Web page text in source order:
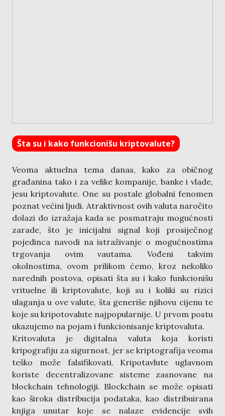
Šta su i kako funkcionišu kriptovalute?
Veoma aktuelna tema danas, kako za običnog
građanina tako i za velike kompanije, banke i vlade,
jesu kriptovalute. One su postale globalni fenomen
poznat većini ljudi. Atraktivnost ovih valuta naročito
dolazi do izražaja kada se posmatraju mogućnosti
zarade, što je inicijalni signal koji prosiječnog
pojedinca navodi na istraživanje o mogućnostima
trgovanja ovim vautama. Vođeni takvim
okolnostima, ovom prilikom ćemo, kroz nekoliko
narednih postova, opisati šta su i kako funkcionišu
vrituelne ili kriptovalute, koji su i koliki su rizici
ulaganja u ove valute, šta generiše njihovu cijenu te
koje su kripotovalute najpopularnije. U prvom postu
ukazujemo na pojam i funkcionisanje kriptovaluta.
Kritovaluta je digitalna valuta koja koristi
kripografiju za sigurnost, jer se kriptografija veoma
teško može falsifikovati. Kripotavlute uglavnom
koriste decentralizovane sisteme zasnovane na
blockchain tehnologiji. Blockchain se može opisati
kao široka distribucija podataka, kao distribuirana
knjiga unutar koje se nalaze evidencije svih